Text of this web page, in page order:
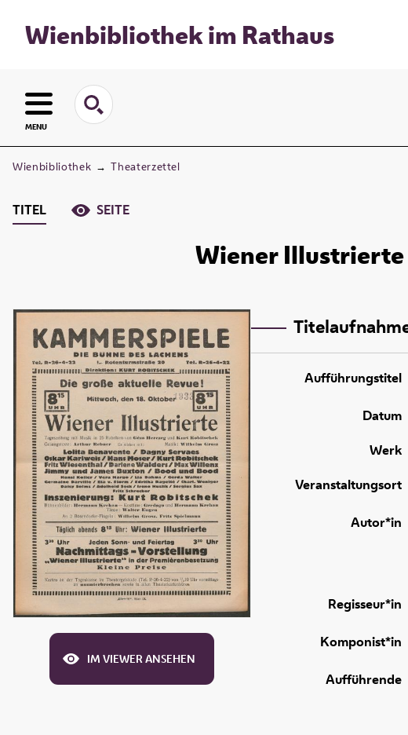
Wienbibliothek im Rathaus
MENU
Wienbibliothek → Theaterzettel
TITEL SEITE
Wiener Illustrierte
IM VIEWER ANSEHEN
Aufführungstitel
Autor*in
Regisseur*in
Komponist*in
Veranstaltungsort
Aufführende
Datum
Werk